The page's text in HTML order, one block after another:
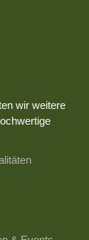
wir weitere